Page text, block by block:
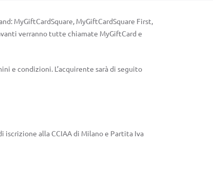
MyGiftCardSquare, MyGiftCardSquare First,
verranno tutte chiamate MyGiftCard e
e condizioni. L’acquirente sarà di seguito
iscrizione alla CCIAA di Milano e Partita Iva